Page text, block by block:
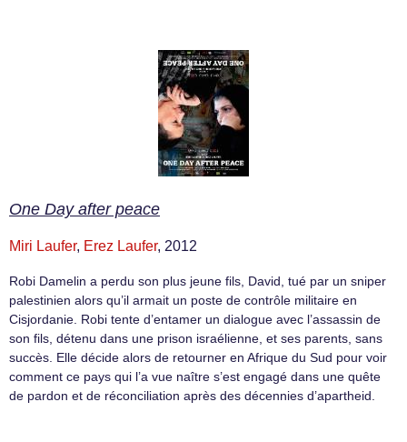
One Day after peace
Miri Laufer, Erez Laufer, 2012
Robi Damelin a perdu son plus jeune fils, David, tué par un sniper
palestinien alors qu’il armait un poste de contrôle militaire en
Cisjordanie. Robi tente d’entamer un dialogue avec l’assassin de
son fils, détenu dans une prison israélienne, et ses parents, sans
succès. Elle décide alors de retourner en Afrique du Sud pour voir
comment ce pays qui l’a vue naître s’est engagé dans une quête
de pardon et de réconciliation après des décennies d’apartheid.